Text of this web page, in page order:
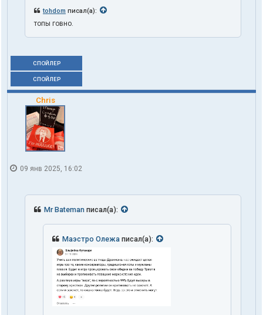
tohdom писал(а):
топы говно.
СПОЙЛЕР
СПОЙЛЕР
Chris
09 янв 2025, 16:02
Mr Bateman писал(а):
Маэстро Олежа писал(а):